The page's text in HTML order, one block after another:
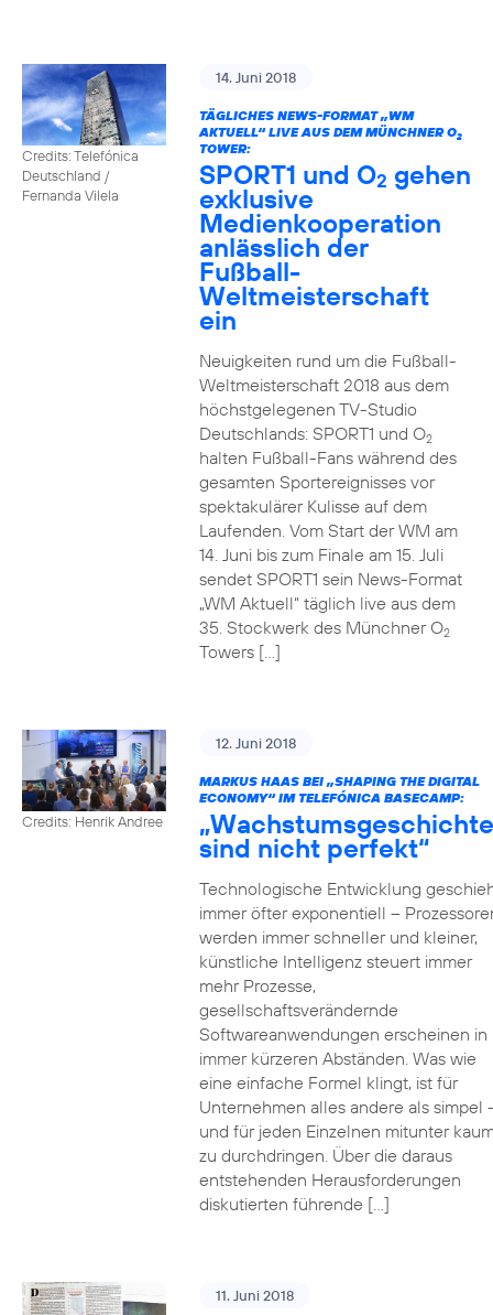
Credits: Telefónica
Deutschland /
Fernanda Vilela
14. Juni 2018
TÄGLICHES NEWS-FORMAT „WM
AKTUELL“ LIVE AUS DEM MÜNCHNER O2
TOWER:
SPORT1 und O2 gehen
exklusive
Medienkooperation
anlässlich der
Fußball-
Weltmeisterschaft
ein
Neuigkeiten rund um die Fußball-
Weltmeisterschaft 2018 aus dem
höchstgelegenen TV-Studio
Deutschlands: SPORT1 und O2
halten Fußball-Fans während des
gesamten Sportereignisses vor
spektakulärer Kulisse auf dem
Laufenden. Vom Start der WM am
14. Juni bis zum Finale am 15. Juli
sendet SPORT1 sein News-Format
„WM Aktuell“ täglich live aus dem
35. Stockwerk des Münchner O2
Towers […]
Credits: Henrik Andree
12. Juni 2018
MARKUS HAAS BEI „SHAPING THE DIGITAL
ECONOMY“ IM TELEFÓNICA BASECAMP:
sind nicht perfekt“
Technologische Entwicklung
immer öfter exponentiell –
werden immer schneller und kleiner,
künstliche Intelligenz steuert immer
mehr Prozesse,
gesellschaftsverändernde
Softwareanwendungen erscheinen in
immer kürzeren Abständen. Was wie
eine einfache Formel klingt, ist für
Unternehmen alles andere als simpel
und für jeden Einzelnen mitunter
zu durchdringen. Über die daraus
entstehenden Herausforderungen
diskutierten führende […]
11. Juni 2018